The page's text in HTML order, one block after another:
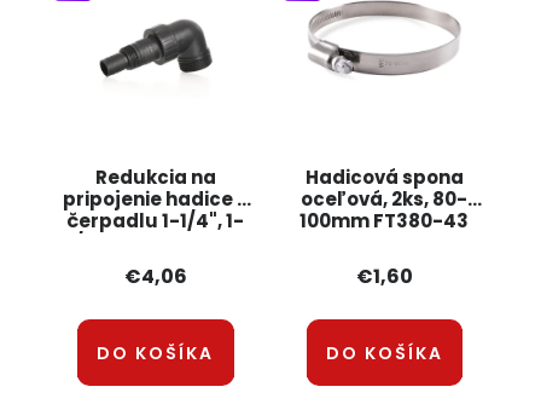
Redukcia na
pripojenie hadice k
čerpadlu 1-1/4", 1-
€4,06
DO KOŠÍKA
Hadicová spona
oceľová, 2ks, 80-
100mm FT380-43
€1,60
DO KOŠÍKA